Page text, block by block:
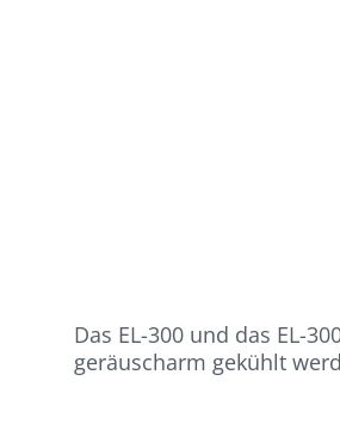
Das EL-300 und das EL-
geräuscharm gekühlt